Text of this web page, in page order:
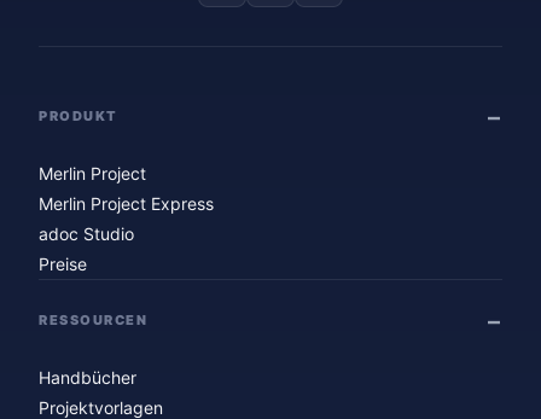
PRODUKT
Merlin Project
Merlin Project Express
adoc Studio
Preise
RESSOURCEN
Handbücher
Projektvorlagen